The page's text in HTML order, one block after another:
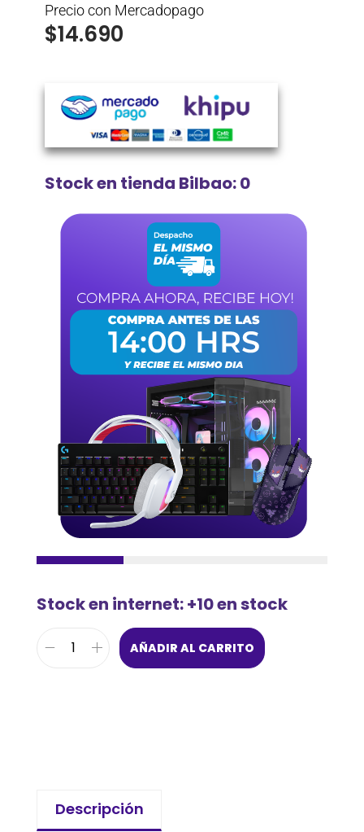
Precio con Mercadopago
$14.690
Stock en tienda Bilbao: 0
Stock en internet: +10 en stock
AÑADIR AL CARRITO
Descripción